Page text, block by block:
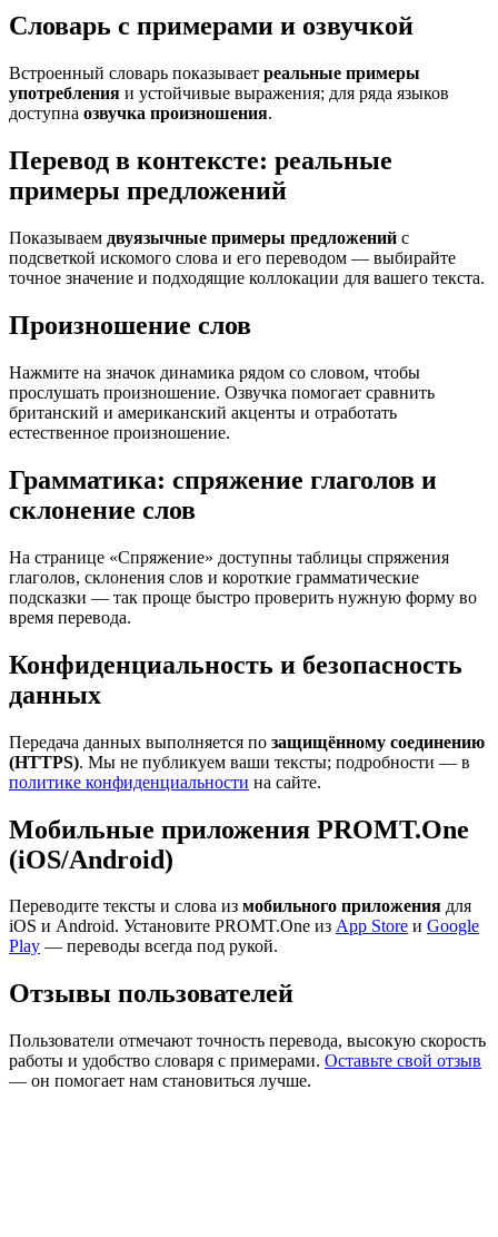
Словарь с примерами и озвучкой
Встроенный словарь показывает реальные примеры
употребления и устойчивые выражения; для ряда языков
доступна озвучка произношения.
Перевод в контексте: реальные
примеры предложений
Показываем двуязычные примеры предложений с
подсветкой искомого слова и его переводом — выбирайте
точное значение и подходящие коллокации для вашего текста.
Произношение слов
Нажмите на значок динамика рядом со словом, чтобы
прослушать произношение. Озвучка помогает сравнить
британский и американский акценты и отработать
естественное произношение.
Грамматика: спряжение глаголов и
склонение слов
На странице «Спряжение» доступны таблицы спряжения
глаголов, склонения слов и короткие грамматические
подсказки — так проще быстро проверить нужную форму во
время перевода.
Конфиденциальность и безопасность
данных
Передача данных выполняется по защищённому соединению
(HTTPS). Мы не публикуем ваши тексты; подробности — в
политике конфиденциальности на сайте.
Мобильные приложения PROMT.One
(iOS/Android)
Переводите тексты и слова из мобильного приложения для
iOS и Android. Установите PROMT.One из App Store и Google
Play — переводы всегда под рукой.
Отзывы пользователей
Пользователи отмечают точность перевода, высокую скорость
работы и удобство словаря с примерами. Оставьте свой отзыв
— он помогает нам становиться лучше.